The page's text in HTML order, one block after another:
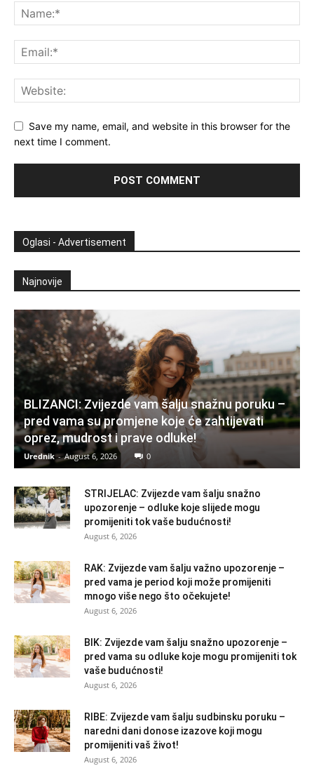
Save my name, email, and website in this browser for the
next time I comment.
Oglasi - Advertisement
Najnovije
BLIZANCI: Zvijezde vam šalju snažnu poruku –
pred vama su promjene koje će zahtijevati
oprez, mudrost i prave odluke!
Urednik - August 6, 2026 0
STRIJELAC: Zvijezde vam šalju snažno
upozorenje – odluke koje slijede mogu
promijeniti tok vaše budućnosti!
August 6, 2026
RAK: Zvijezde vam šalju važno upozorenje –
pred vama je period koji može promijeniti
mnogo više nego što očekujete!
August 6, 2026
BIK: Zvijezde vam šalju snažno upozorenje –
pred vama su odluke koje mogu promijeniti tok
vaše budućnosti!
August 6, 2026
RIBE: Zvijezde vam šalju sudbinsku poruku –
naredni dani donose izazove koji mogu
promijeniti vaš život!
August 6, 2026